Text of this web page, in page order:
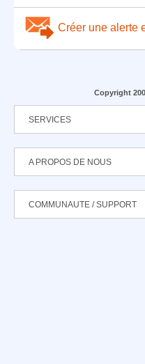
Créer une alerte
Copyright
SERVICES
A PROPOS DE NOUS
COMMUNAUTE / SUPPORT